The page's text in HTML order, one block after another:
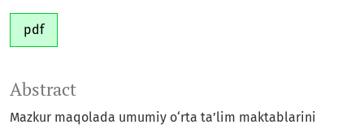
pdf
Abstract
Mazkur maqolada umumiy o‘rta ta’lim maktablarini